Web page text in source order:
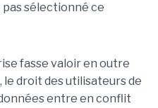
pas sélectionné ce
fasse valoir en outre
le droit des utilisateurs de
entre en conflit